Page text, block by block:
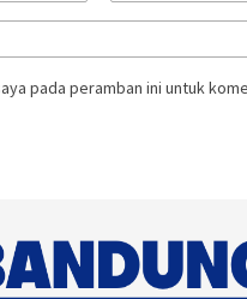
pada peramban ini untuk